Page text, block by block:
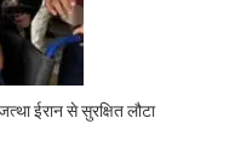
ईरान से सुरक्षित लौटा